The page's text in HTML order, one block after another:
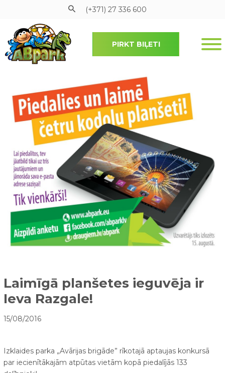
Pāriet uz galveno saturu
(+371) 27 336 600
PIRKT BIĻETI
Laimīgā planšetes ieguvēja ir
Ieva Razgale!
15/08/2016
Izklaides parka „Avārijas brigāde” rīkotajā aptaujas konkursā
par iecienītākajām atpūtas vietām kopā piedalījās 133